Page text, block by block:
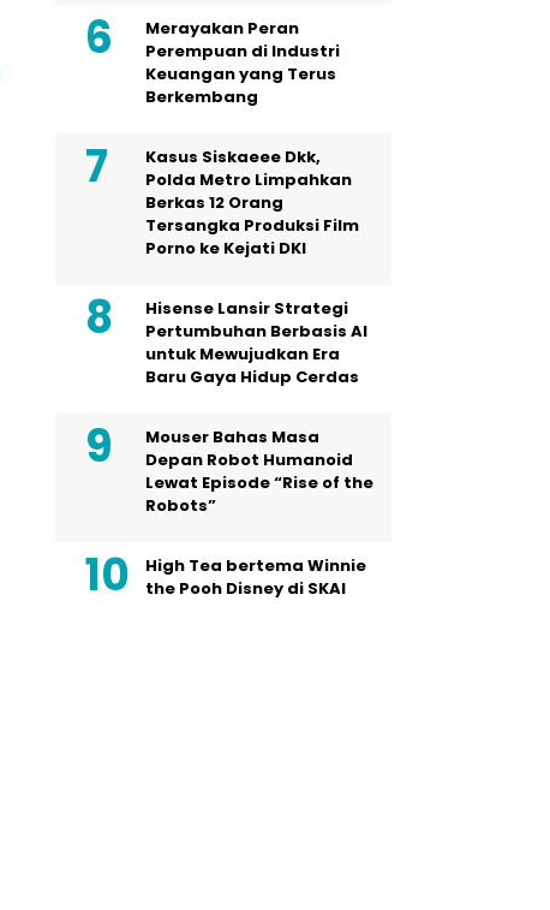
Merayakan Peran
Perempuan di Industri
Keuangan yang Terus
Berkembang
Kasus Siskaeee Dkk,
Polda Metro Limpahkan
Berkas 12 Orang
Tersangka Produksi Film
Porno ke Kejati DKI
Hisense Lansir Strategi
Pertumbuhan Berbasis AI
untuk Mewujudkan Era
Baru Gaya Hidup Cerdas
Mouser Bahas Masa
Depan Robot Humanoid
Lewat Episode “Rise of the
Robots”
High Tea bertema Winnie
the Pooh Disney di SKAI